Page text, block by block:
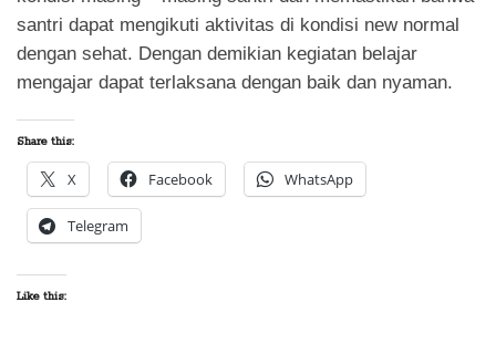
santri dapat mengikuti aktivitas di kondisi new normal
dengan sehat. Dengan demikian kegiatan belajar
mengajar dapat terlaksana dengan baik dan nyaman.
Share this:
X Facebook WhatsApp
Telegram
Like this: